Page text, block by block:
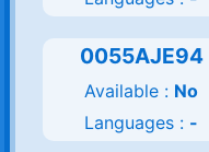
0055AJE94
Available : No
Languages : -